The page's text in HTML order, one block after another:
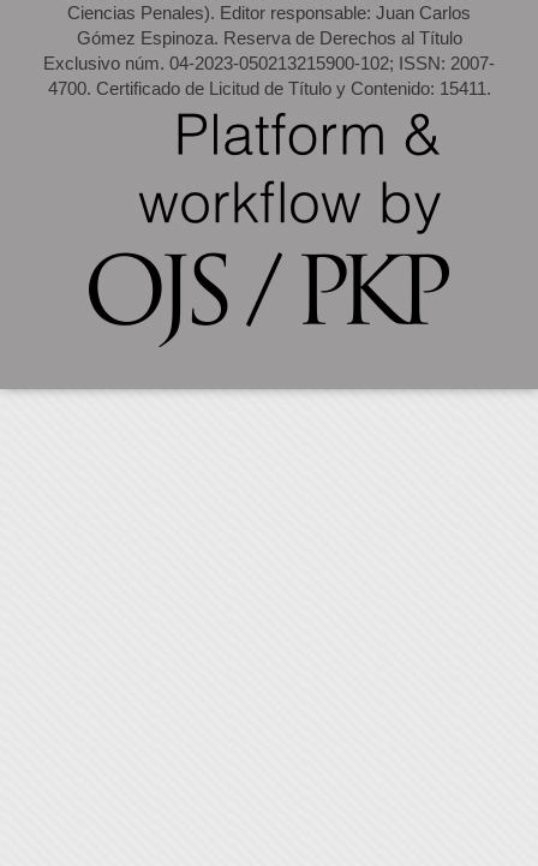
Ciencias Penales). Editor responsable: Juan Carlos
Gómez Espinoza. Reserva de Derechos al Título
Exclusivo núm. 04-2023-050213215900-102; ISSN: 2007-
4700. Certificado de Licitud de Título y Contenido: 15411.